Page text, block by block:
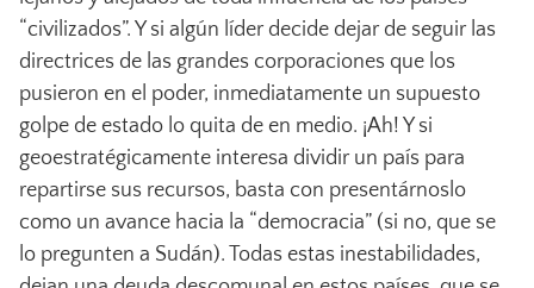
“civilizados”. Y si algún líder decide dejar de seguir las
directrices de las grandes corporaciones que los
pusieron en el poder, inmediatamente un supuesto
golpe de estado lo quita de en medio. ¡Ah! Y si
geoestratégicamente interesa dividir un país para
repartirse sus recursos, basta con presentárnoslo
como un avance hacia la “democracia” (si no, que se
lo pregunten a Sudán). Todas estas inestabilidades,